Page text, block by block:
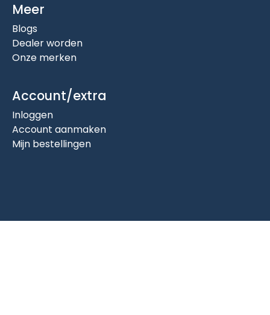
Meer
Blogs
Dealer worden
Onze merken
Account/extra
Inloggen
Account aanmaken
Mijn bestellingen